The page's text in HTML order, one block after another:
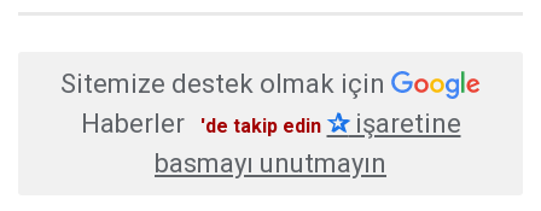
Sitemize destek olmak için
Haberler
'de takip edin ✰işaretine
basmayı unutmayın